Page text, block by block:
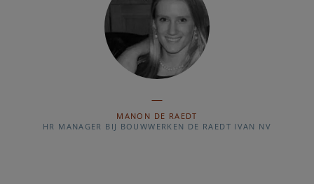
MANON DE RAEDT
HR MANAGER BIJ BOUWWERKEN DE RAEDT IVAN NV